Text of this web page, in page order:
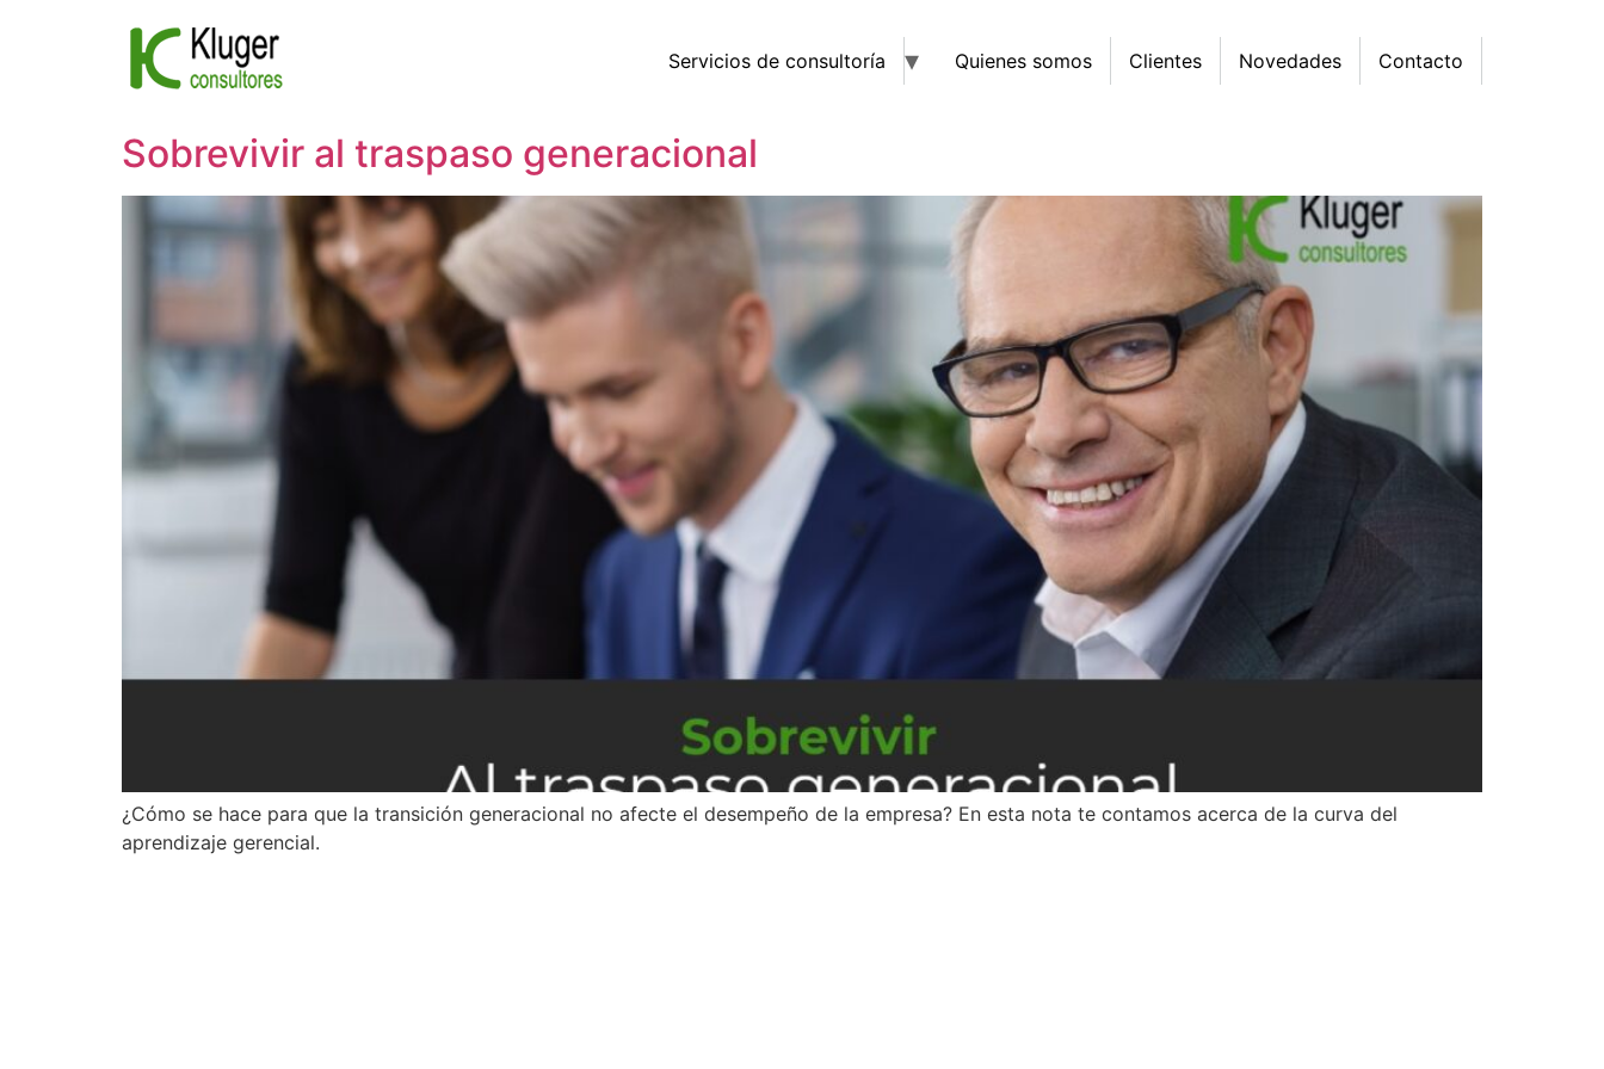
Servicios de consultoría Quienes somos Clientes Novedades Contacto
Sobrevivir al traspaso generacional
¿Cómo se hace para que la transición generacional no afecte el desempeño de la empresa? En esta nota te contamos acerca de la curva del
aprendizaje gerencial.